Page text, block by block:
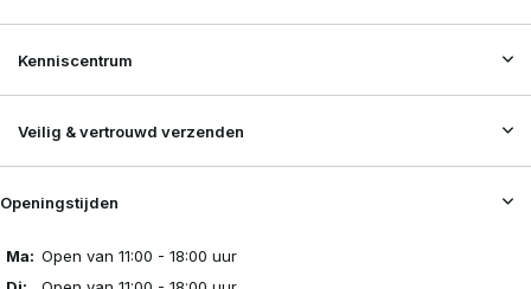
Kenniscentrum
Veilig & vertrouwd verzenden
Openingstijden
Ma: Open van 11:00 - 18:00 uur